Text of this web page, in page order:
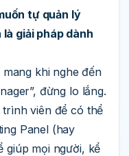
tự quản lý
giải pháp dành
khi nghe đến
đừng lo lắng.
viên để có thể
Panel (hay
giúp mọi người, kể